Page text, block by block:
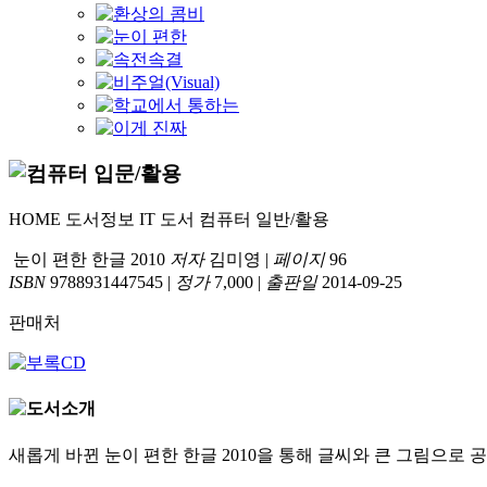
HOME 도서정보 IT 도서 컴퓨터 일반/활용
눈이 편한 한글 2010 저자김미영 | 페이지96
ISBN9788931447545 | 정가7,000 | 출판일2014-09-25
판매처
새롭게 바뀐 눈이 편한 한글 2010을 통해 글씨와 큰 그림으로